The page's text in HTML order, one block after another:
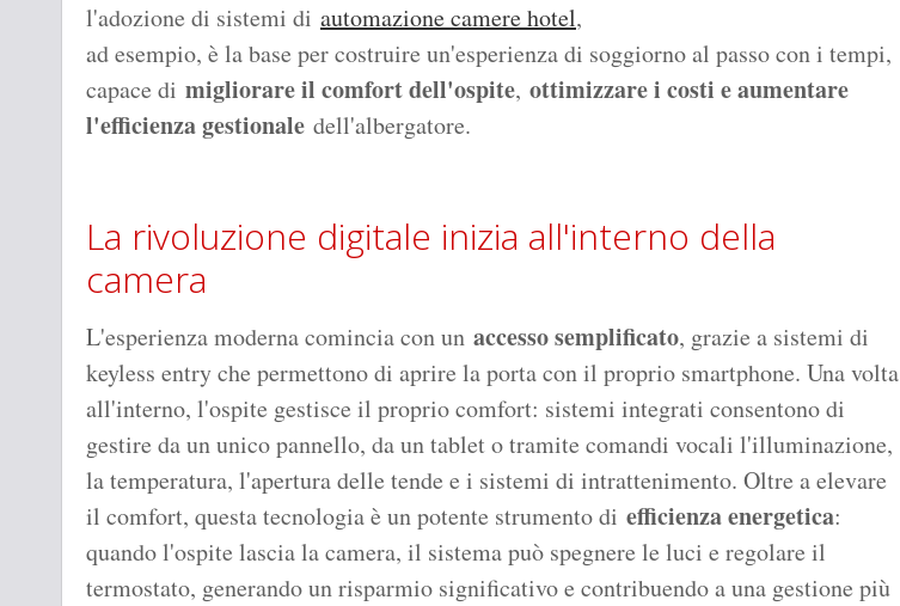
l'adozione di sistemi di automazione camere hotel,
ad esempio, è la base per costruire un'esperienza di soggiorno al passo con i tempi,
capace di migliorare il comfort dell'ospite, ottimizzare i costi e aumentare
l'efficienza gestionale dell'albergatore.
La rivoluzione digitale inizia all'interno della
camera
L'esperienza moderna comincia con un accesso semplificato, grazie a sistemi di
keyless entry che permettono di aprire la porta con il proprio smartphone. Una volta
all'interno, l'ospite gestisce il proprio comfort: sistemi integrati consentono di
gestire da un unico pannello, da un tablet o tramite comandi vocali l'illuminazione,
la temperatura, l'apertura delle tende e i sistemi di intrattenimento. Oltre a elevare
il comfort, questa tecnologia è un potente strumento di efficienza energetica:
quando l'ospite lascia la camera, il sistema può spegnere le luci e regolare il
termostato, generando un risparmio significativo e contribuendo a una gestione più